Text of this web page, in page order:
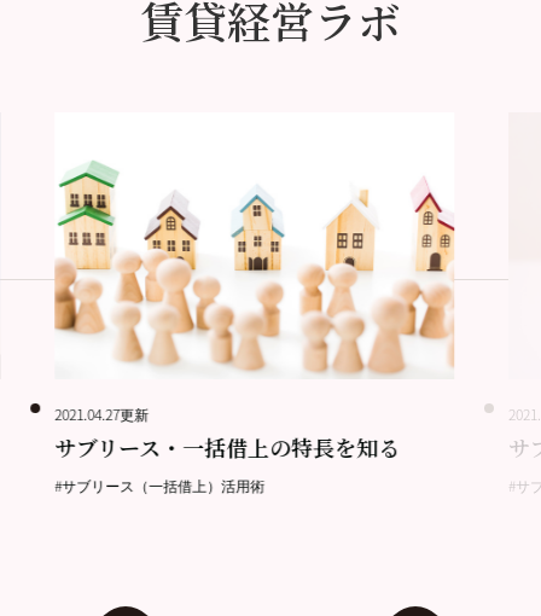
賃貸経営ラボ
2021.04.27更新
サブリース・一括借上の特長を知る
#サブリース（一括借上）活用術
サ
#サ